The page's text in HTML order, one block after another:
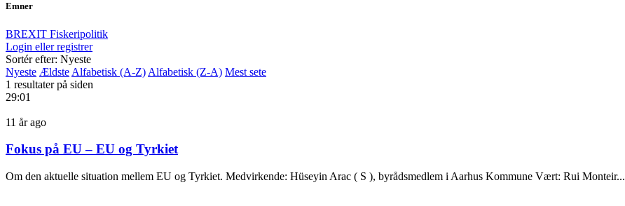
Emner
BREXIT Fiskeripolitik
Login eller registrer
Sortér efter: Nyeste
Nyeste Ældste Alfabetisk (A-Z) Alfabetisk (Z-A) Mest sete
1 resultater på siden
29:01
11 år ago
Fokus på EU – EU og Tyrkiet
Om den aktuelle situation mellem EU og Tyrkiet. Medvirkende: Hüseyin Arac ( S ), byrådsmedlem i Aarhus Kommune Vært: Rui Monteir...